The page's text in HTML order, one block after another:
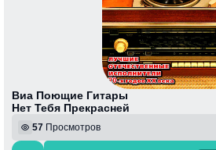
Виа Поющие Гитары
Нет Тебя Прекрасней
57 Просмотров